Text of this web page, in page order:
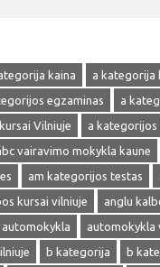
kaina a kategorija
egzaminas a
Vilniuje a kategorijos
vairavimo mokykla kaune
am kategorijos testas
kursai vilniuje
anglu
automokykla automokykla
b kategorija b